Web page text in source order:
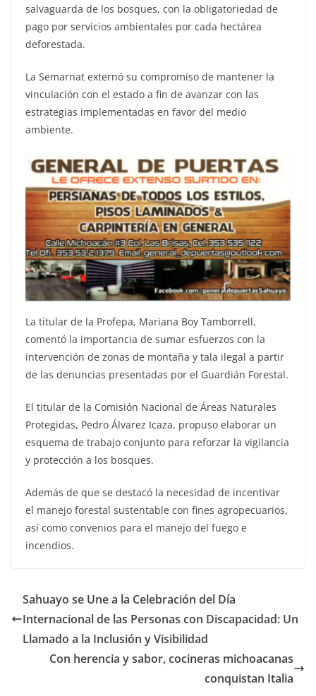
salvaguarda de los bosques, con la obligatoriedad de
pago por servicios ambientales por cada hectárea
deforestada.
La Semarnat externó su compromiso de mantener la
vinculación con el estado a fin de avanzar con las
estrategias implementadas en favor del medio
ambiente.
La titular de la Profepa, Mariana Boy Tamborrell,
comentó la importancia de sumar esfuerzos con la
intervención de zonas de montaña y tala ilegal a partir
de las denuncias presentadas por el Guardián Forestal.
El titular de la Comisión Nacional de Áreas Naturales
Protegidas, Pedro Álvarez Icaza, propuso elaborar un
esquema de trabajo conjunto para reforzar la vigilancia
y protección a los bosques.
Además de que se destacó la necesidad de incentivar
el manejo forestal sustentable con fines agropecuarios,
así como convenios para el manejo del fuego e
incendios.
Sahuayo se Une a la Celebración del Día
Internacional de las Personas con Discapacidad: Un
Llamado a la Inclusión y Visibilidad
Con herencia y sabor, cocineras michoacanas
conquistan Italia